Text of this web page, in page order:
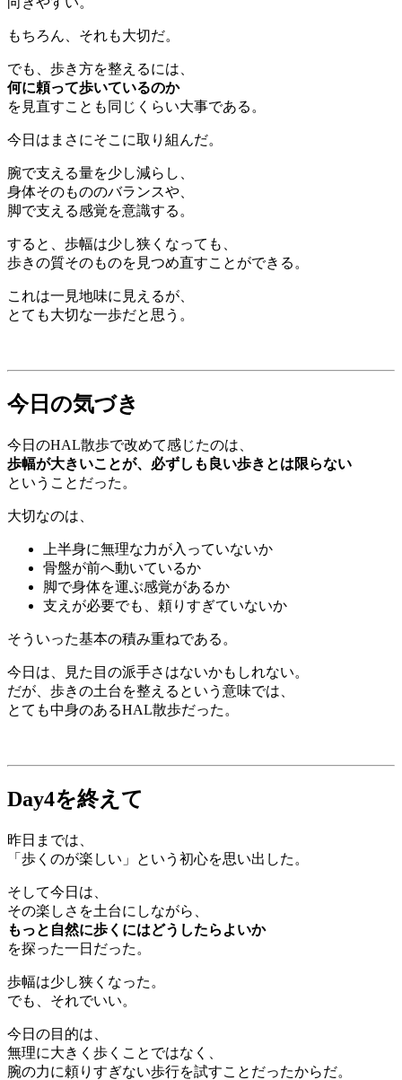
もちろん、それも大切だ。
でも、歩き方を整えるには、
何に頼って歩いているのか
を見直すことも同じくらい大事である。
今日はまさにそこに取り組んだ。
腕で支える量を少し減らし、
身体そのもののバランスや、
脚で支える感覚を意識する。
すると、歩幅は少し狭くなっても、
歩きの質そのものを見つめ直すことができる。
これは一見地味に見えるが、
とても大切な一歩だと思う。
今日の気づき
今日のHAL散歩で改めて感じたのは、
歩幅が大きいことが、必ずしも良い歩きとは限らない
ということだった。
大切なのは、
上半身に無理な力が入っていないか
骨盤が前へ動いているか
脚で身体を運ぶ感覚があるか
支えが必要でも、頼りすぎていないか
そういった基本の積み重ねである。
今日は、見た目の派手さはないかもしれない。
だが、歩きの土台を整えるという意味では、
とても中身のあるHAL散歩だった。
Day4を終えて
昨日までは、
「歩くのが楽しい」という初心を思い出した。
そして今日は、
その楽しさを土台にしながら、
もっと自然に歩くにはどうしたらよいか
を探った一日だった。
歩幅は少し狭くなった。
でも、それでいい。
今日の目的は、
無理に大きく歩くことではなく、
腕の力に頼りすぎない歩行を試すことだったからだ。